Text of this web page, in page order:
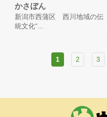
かさぼん
新潟市西蒲区 西川地域の伝
統文化“...
1 2 3